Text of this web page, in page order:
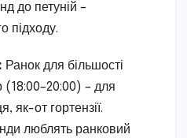
до петуній –
підходу.
Ранок для більшості
(18:00–20:00) – для
як-от гортензії.
люблять ранковий